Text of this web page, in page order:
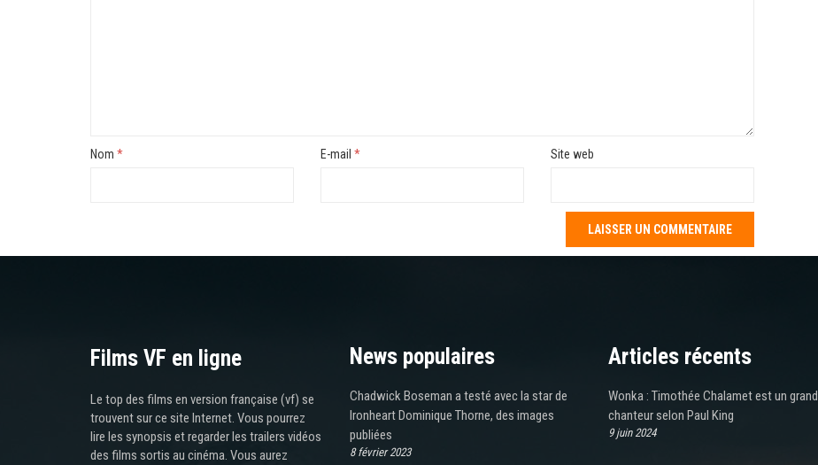
Nom * E-mail * Site web
Films VF en ligne
Le top des films en version française (vf) se
trouvent sur ce site Internet. Vous pourrez
lire les synopsis et regarder les trailers vidéos
des films sortis au cinéma. Vous aurez
News populaires
Chadwick Boseman a testé avec la star de
Ironheart Dominique Thorne, des images
publiées
8 février 2023
Articles récents
Wonka : Timothée Chalamet est un grand
chanteur selon Paul King
9 juin 2024